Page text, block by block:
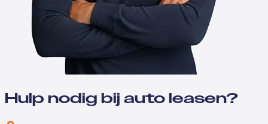
Hulp nodig bij auto leasen?